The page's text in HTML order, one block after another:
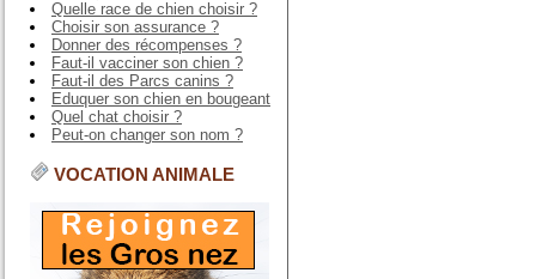
Quelle race de chien choisir ?
Choisir son assurance ?
Donner des récompenses ?
Faut-il vacciner son chien ?
Faut-il des Parcs canins ?
Eduquer son chien en bougeant
Quel chat choisir ?
Peut-on changer son nom ?
VOCATION ANIMALE